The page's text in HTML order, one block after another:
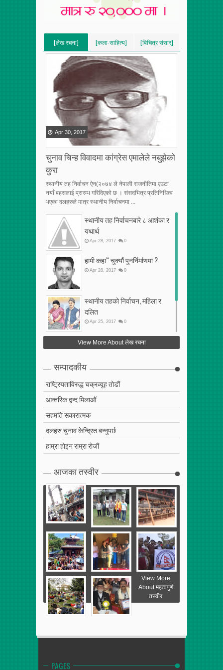
[लेख रचना]
[VERTICAL]
[RECENT][5]
[कला-साहित्य]
[VERTICAL]
[बिचित्र संसार]
[VERTICAL]
[RECENT][5]
चुनाव चिन्ह विवादमा कांग्रेस एमालेले नबुझेको
कुरा
Apr 30 2017
स्थानीय तह निर्वाचन ऐन(२०७४ ले नेपाली राजनीतिमा एउटा
नयाँ बहसलाई प्रारम्भ गरिदिएको छ । संसदभित्र प्रतिनिधित्व
भएका दलहरुले मात्र स्थानीय निर्वाचनमा ...
स्थानीय तह निर्वाचनबारे ८ आशंका र
यथार्थ
Apr 28 2017 0
हामी कहा“ चुक्यौं पुनर्निर्माणमा ?
Apr 28 2017 0
स्थानीय तहको निर्वाचन, महिला र
दलित
Apr 25 2017 0
फेरि अर्को गलत सहमति
View More About लेख रचना
सम्पादकीय
राष्ट्रियताविरुद्ध चक्रव्यूह तोडौं
आन्तरिक द्वन्द मिलाऔं
सहमति सकारात्मक
दलहरु चुनाव केन्द्रित बन्नुपर्छ
हाम्रा होइन राम्रा रोजौं
आजका तस्वीर
View More
About महत्वपुर्ण
तस्वीर
PAGES